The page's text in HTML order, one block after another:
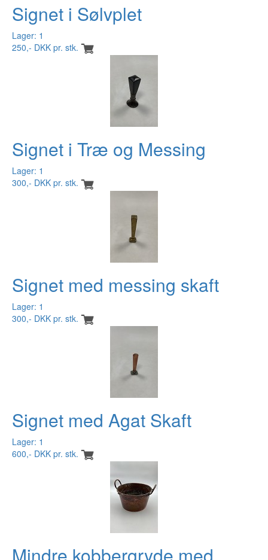
Signet i Sølvplet
Lager: 1
250,- DKK pr. stk.
Signet i Træ og Messing
Lager: 1
300,- DKK pr. stk.
Signet med messing skaft
Lager: 1
300,- DKK pr. stk.
Signet med Agat Skaft
Lager: 1
600,- DKK pr. stk.